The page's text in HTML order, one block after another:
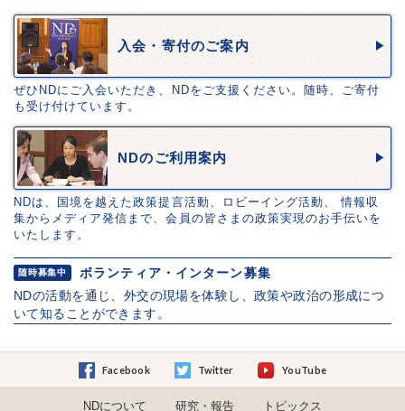
入会・寄付のご案内
ぜひNDにご入会いただき、NDをご支援ください。随時、ご寄付
も受け付けています。
NDのご利用案内
NDは、国境を越えた政策提言活動、ロビーイング活動、 情報収
集からメディア発信まで、会員の皆さまの政策実現のお手伝いを
いたします。
随時募集中
ボランティア・インターン募集
NDの活動を通じ、外交の現場を体験し、政策や政治の形成につ
いて知ることができます。
Facebook Twitter YouTube
NDについて 研究・報告 トピックス